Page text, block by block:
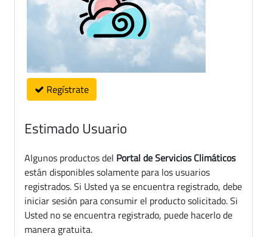
Regístrate
Estimado Usuario
Algunos productos del Portal de Servicios Climáticos
están disponibles solamente para los usuarios
registrados. Si Usted ya se encuentra registrado, debe
iniciar sesión para consumir el producto solicitado. Si
Usted no se encuentra registrado, puede hacerlo de
manera gratuita.